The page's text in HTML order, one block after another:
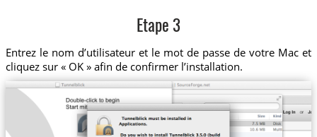
Etape 3
Entrez le nom d’utilisateur et le mot de passe de votre Mac et
cliquez sur « OK » afin de confirmer l’installation.